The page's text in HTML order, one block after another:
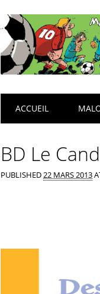
Main menu
ACCUEIL
BD Le
PUBLISHED 22 MARS 2013